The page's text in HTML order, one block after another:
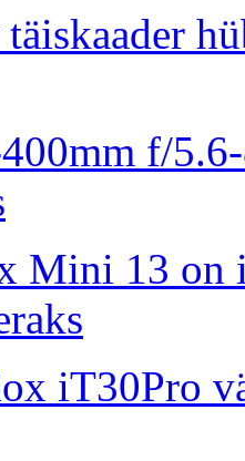
f/
Mini 13 on
iT30Pro